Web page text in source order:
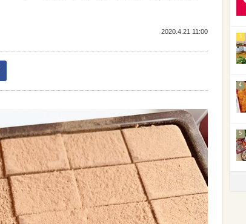
2020.4.21 11:00
3
4
5